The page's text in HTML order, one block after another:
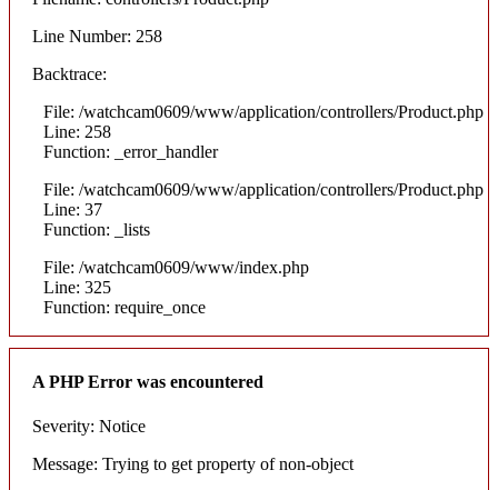
Line Number: 258
Backtrace:
File: /watchcam0609/www/application/controllers/Product.php
Line: 258
Function: _error_handler
File: /watchcam0609/www/application/controllers/Product.php
Line: 37
Function: _lists
File: /watchcam0609/www/index.php
Line: 325
Function: require_once
A PHP Error was encountered
Severity: Notice
Message: Trying to get property of non-object